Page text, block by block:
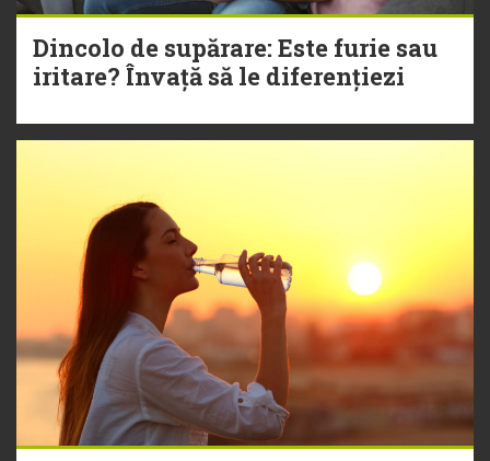
Dincolo de supărare: Este furie sau
iritare? Învață să le diferențiezi